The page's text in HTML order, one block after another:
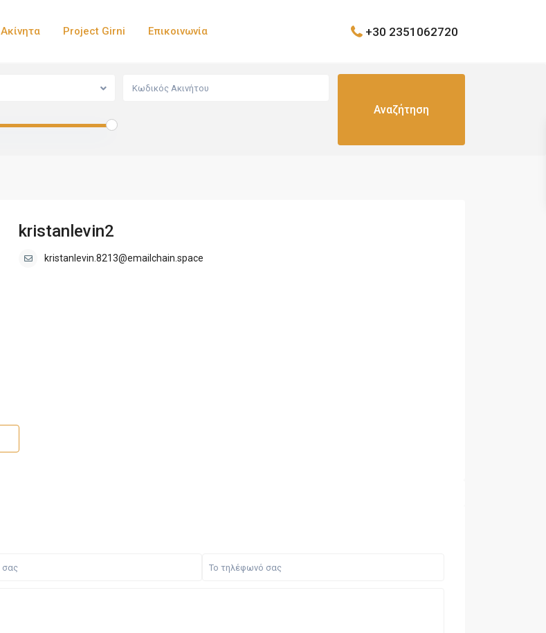
Ακίνητα Project Girni Επικοινωνία +30 2351062720
kristanlevin2
kristanlevin.8213@emailchain.space